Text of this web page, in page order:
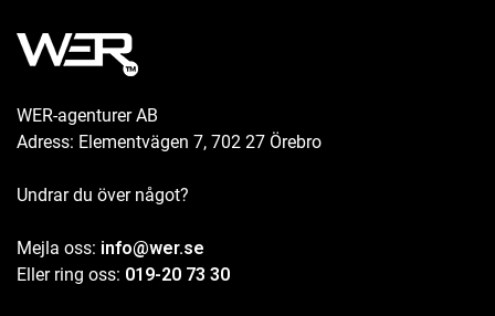
WER-agenturer AB
Adress: Elementvägen 7, 702 27 Örebro
Undrar du över något?
Mejla oss: info@wer.se
Eller ring oss: 019-20 73 30